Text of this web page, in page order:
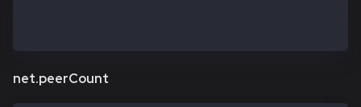
net.peerCount